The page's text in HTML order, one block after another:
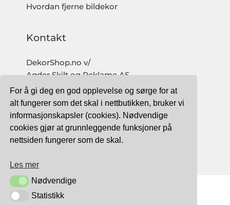
For å gi deg en god opplevelse og sørge for at
alt fungerer som det skal i nettbutikken, bruker vi
informasjonskapsler (cookies). Nødvendige
cookies gjør at grunnleggende funksjoner på
nettsiden fungerer som de skal.
Les mer
NødvendigeNødvendige
StatistikkStatistikk
Hvordan fjerne bildekor
Kontakt
DekorShop.no v/
Agder Skilt og Reklame AS
Org. nr: 997 633 016 MVA
salg@dekorshop.no
Tlf: 959 32 123
09.00 - 16.00
TRYGG BETALING MED: